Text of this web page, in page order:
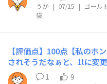
だけで、翌朝には澄んだ濁
ヒーが出来上がっているの
量する手間も、フィルター
付けが楽ちんでした。 た
ンとした深みを求める人に
られるかもしれません。 個
コーヒーができてました。
うか | 07/15 | ゴール
袋
【評価点】100点【私のホ
されそうだなぁと、1lに変
してしまいました。たくさ
1 9